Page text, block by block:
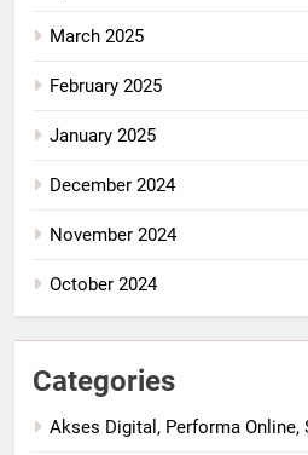
March 2025
February 2025
January 2025
December 2024
November 2024
October 2024
Categories
Akses Digital, Performa Online,